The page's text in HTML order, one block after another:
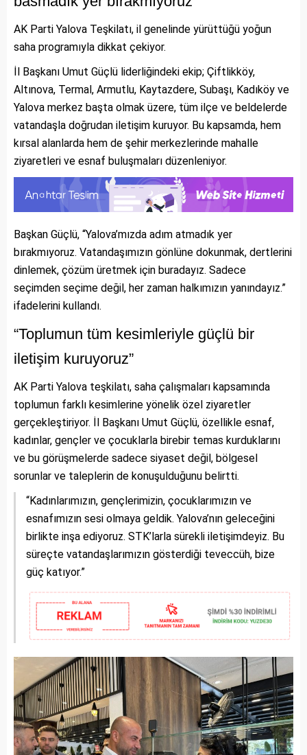
AK Parti Yalova Teşkilatı, il genelinde yürüttüğü yoğun
saha programıyla dikkat çekiyor.
İl Başkanı Umut Güçlü liderliğindeki ekip; Çiftlikköy,
Altınova, Termal, Armutlu, Kaytazdere, Subaşı, Kadıköy ve
Yalova merkez başta olmak üzere, tüm ilçe ve beldelerde
vatandaşla doğrudan iletişim kuruyor. Bu kapsamda, hem
kırsal alanlarda hem de şehir merkezlerinde mahalle
ziyaretleri ve esnaf buluşmaları düzenleniyor.
Başkan Güçlü, “Yalova’mızda adım atmadık yer
bırakmıyoruz. Vatandaşımızın gönlüne dokunmak, dertlerini
dinlemek, çözüm üretmek için buradayız. Sadece
seçimden seçime değil, her zaman halkımızın yanındayız.”
ifadelerini kullandı.
“Toplumun tüm kesimleriyle güçlü bir
iletişim kuruyoruz”
AK Parti Yalova teşkilatı, saha çalışmaları kapsamında
toplumun farklı kesimlerine yönelik özel ziyaretler
gerçekleştiriyor. İl Başkanı Umut Güçlü, özellikle esnaf,
kadınlar, gençler ve çocuklarla birebir temas kurduklarını
ve bu görüşmelerde sadece siyaset değil, bölgesel
sorunlar ve taleplerin de konuşulduğunu belirtti.
“Kadınlarımızın, gençlerimizin, çocuklarımızın ve
esnafımızın sesi olmaya geldik. Yalova’nın geleceğini
birlikte inşa ediyoruz. STK’larla sürekli iletişimdeyiz. Bu
süreçte vatandaşlarımızın gösterdiği teveccüh, bize
güç katıyor.”